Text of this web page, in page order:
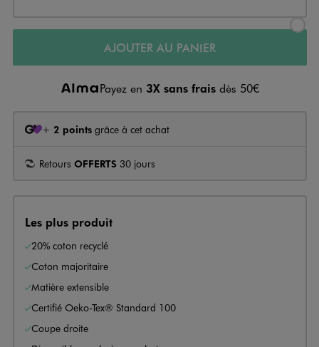
AJOUTER AU PANIER
Payez en 3X sans frais dès 50€
+ 2 points grâce à cet achat
Retours OFFERTS 30 jours
Les plus produit
20% coton recyclé
Coton majoritaire
Matière extensible
Certifié Oeko-Tex® Standard 100
Coupe droite